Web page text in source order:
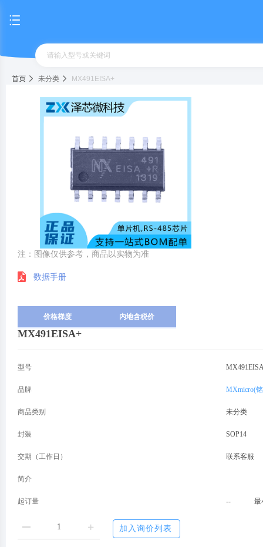
首页 未分类 MX491EISA+
注：图像仅供参考，商品以实物为准
数据手册
价格梯度 内地含税价
MX491EISA+
型号
品牌 MXmicro(
商品类别 未分类
封装 SOP14
交期（工作日） 联系客服
简介
起订量 -- 最
加入询价列表